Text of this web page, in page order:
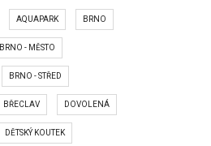
AQUAPARK BRNO
BRNO - MĚSTO
BRNO - STŘED
BŘECLAV DOVOLENÁ
DĚTSKÝ KOUTEK